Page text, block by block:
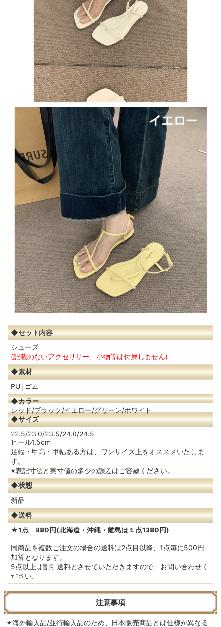
◆セット内容
シューズ
(記載のないアクセサリー、小物等は付属しません)
◆素材
PU│ゴム
◆カラー
レッド/ブラック/イエロー/グリーン/ホワイト
◆サイズ
22.5/23.0/23.5/24.0/24.5
ヒール1.5cm
足幅・甲高・甲幅ある方は、ワンサイズ上をオススメいたしま
す。
※表記寸法と実寸値の多少の誤差はご容赦ください。
◆状態
新品
◆送料
★1点 880円(北海道・沖縄・離島は１点1380円)
同商品を複数ご注文の場合の送料は2点目以降、1点毎に500円
加算となります。
5点以上は割引送料とさせていただきますので、お問い合わせく
ださい。
注意事項
✦海外輸入品/並行輸入品のため、日本販売商品とは仕様が異なる